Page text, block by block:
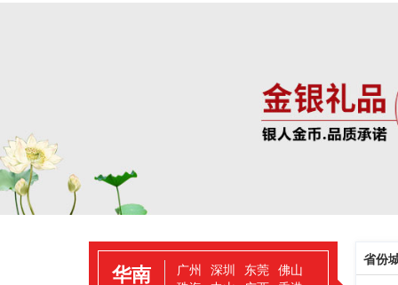
华南
广州 深圳 东莞 佛山
省份